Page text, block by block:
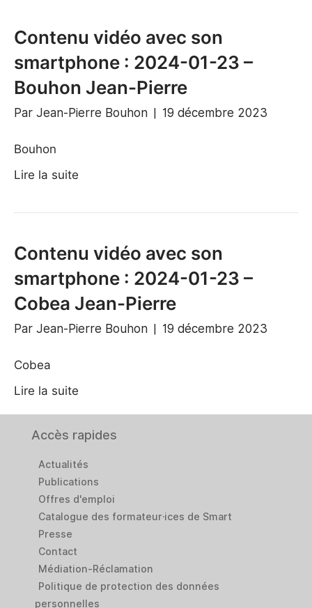
Contenu vidéo avec son
smartphone : 2024-01-23 –
Bouhon Jean-Pierre
Par Jean-Pierre Bouhon 19 décembre 2023
Bouhon
Lire la suite
Contenu vidéo avec son
smartphone : 2024-01-23 –
Cobea Jean-Pierre
Par Jean-Pierre Bouhon 19 décembre 2023
Cobea
Lire la suite
Accès rapides
Actualités
Publications
Offres d'emploi
Catalogue des formateur·ices de Smart
Presse
Contact
Médiation-Réclamation
Politique de protection des données
personnelles